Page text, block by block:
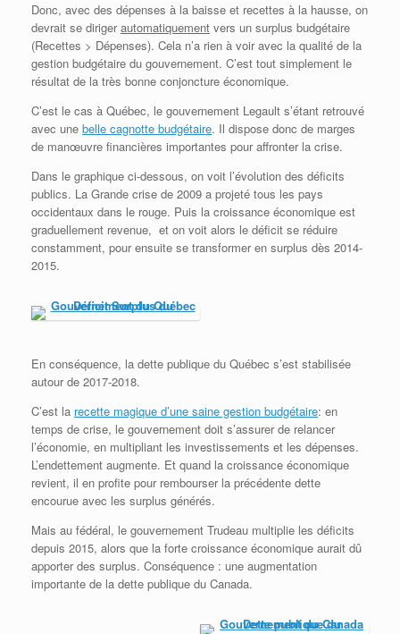
Donc, avec des dépenses à la baisse et recettes à la hausse, on
devrait se dirigerautomatiquement vers un surplus budgétaire
(Recettes > Dépenses). Cela n’a rien à voir avec la qualité de la
gestion budgétaire du gouvernement. C’est tout simplement le
résultat de la très bonne conjoncture économique.
C’est le cas à Québec, le gouvernement Legault s’étant retrouvé
avec une belle cagnotte budgétaire. Il dispose donc de marges
de manœuvre financières importantes pour affronter la crise.
Dans le graphique ci-dessous, on voit l’évolution des déficits
publics. La Grande crise de 2009 a projeté tous les pays
occidentaux dans le rouge. Puis la croissance économique est
graduellement revenue, et on voit alors le déficit se réduire
constamment, pour ensuite se transformer en surplus dès 2014-
2015.
En conséquence, la dette publique du Québec s’est stabilisée
autour de 2017-2018.
C’est la recette magique d’une saine gestion budgétaire: en
temps de crise, le gouvernement doit s’assurer de relancer
l’économie, en multipliant les investissements et les dépenses.
L’endettement augmente. Et quand la croissance économique
revient, il en profite pour rembourser la précédente dette
encourue avec les surplus générés.
Mais au fédéral, le gouvernement Trudeau multiplie les déficits
depuis 2015, alors que la forte croissance économique aurait dû
apporter des surplus. Conséquence : une augmentation
importante de la dette publique du Canada.